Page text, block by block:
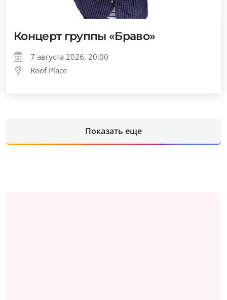
Концерт группы «Браво»
7 августа 2026, 20:00
Roof Place
Показать еще